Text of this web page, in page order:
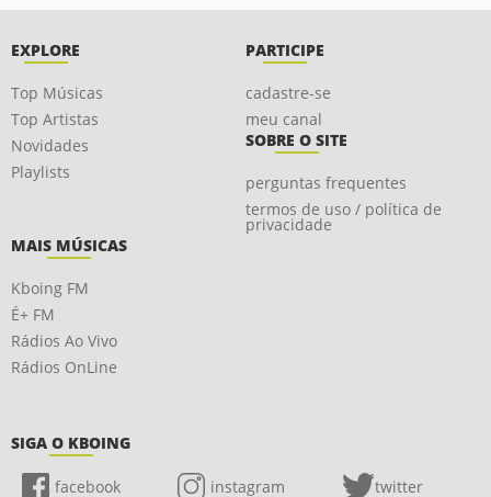
EXPLORE
Top Músicas
Top Artistas
Novidades
Playlists
PARTICIPE
cadastre-se
meu canal
SOBRE O SITE
perguntas frequentes
termos de uso / política de
privacidade
MAIS MÚSICAS
Kboing FM
É+ FM
Rádios Ao Vivo
Rádios OnLine
SIGA O KBOING
facebook instagram twitter